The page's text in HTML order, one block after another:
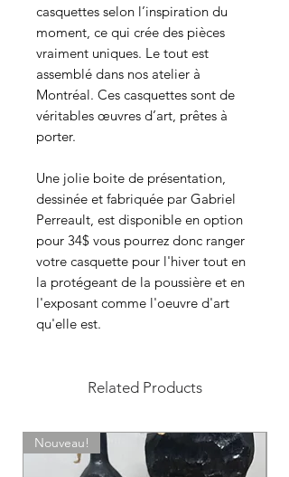
casquettes selon l’inspiration du
moment, ce qui crée des pièces
vraiment uniques. Le tout est
assemblé dans nos atelier à
Montréal. Ces casquettes sont de
véritables œuvres d’art, prêtes à
porter.
Une jolie boite de présentation,
dessinée et fabriquée par Gabriel
Perreault, est disponible en option
pour 34$ vous pourrez donc ranger
votre casquette pour l'hiver tout en
la protégeant de la poussière et en
l'exposant comme l'oeuvre d'art
qu'elle est.
Related Products
Nouveau!